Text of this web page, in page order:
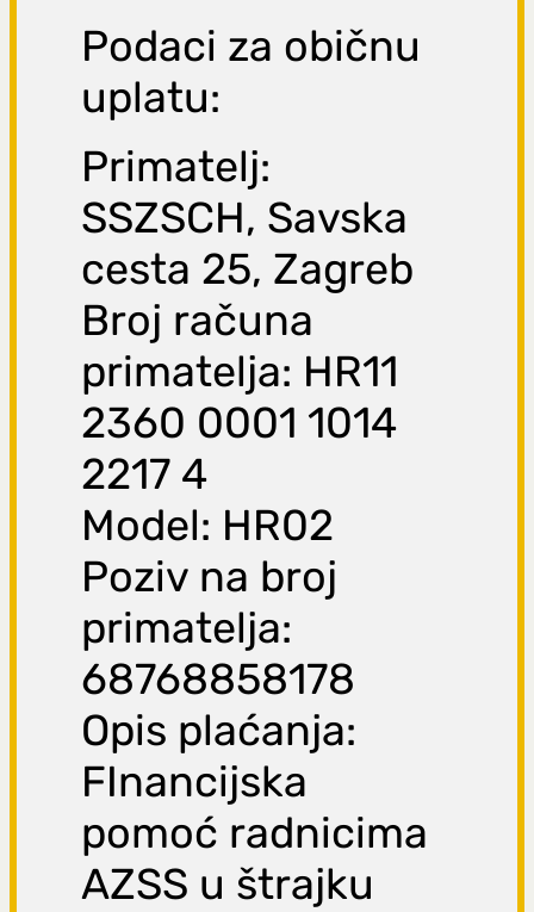
Podaci za običnu
uplatu:
Primatelj:
SSZSCH, Savska
cesta 25, Zagreb
Broj računa
primatelja: HR11
2360 0001 1014
2217 4
Model: HR02
Poziv na broj
primatelja:
68768858178
Opis plaćanja:
FInancijska
pomoć radnicima
AZSS u štrajku